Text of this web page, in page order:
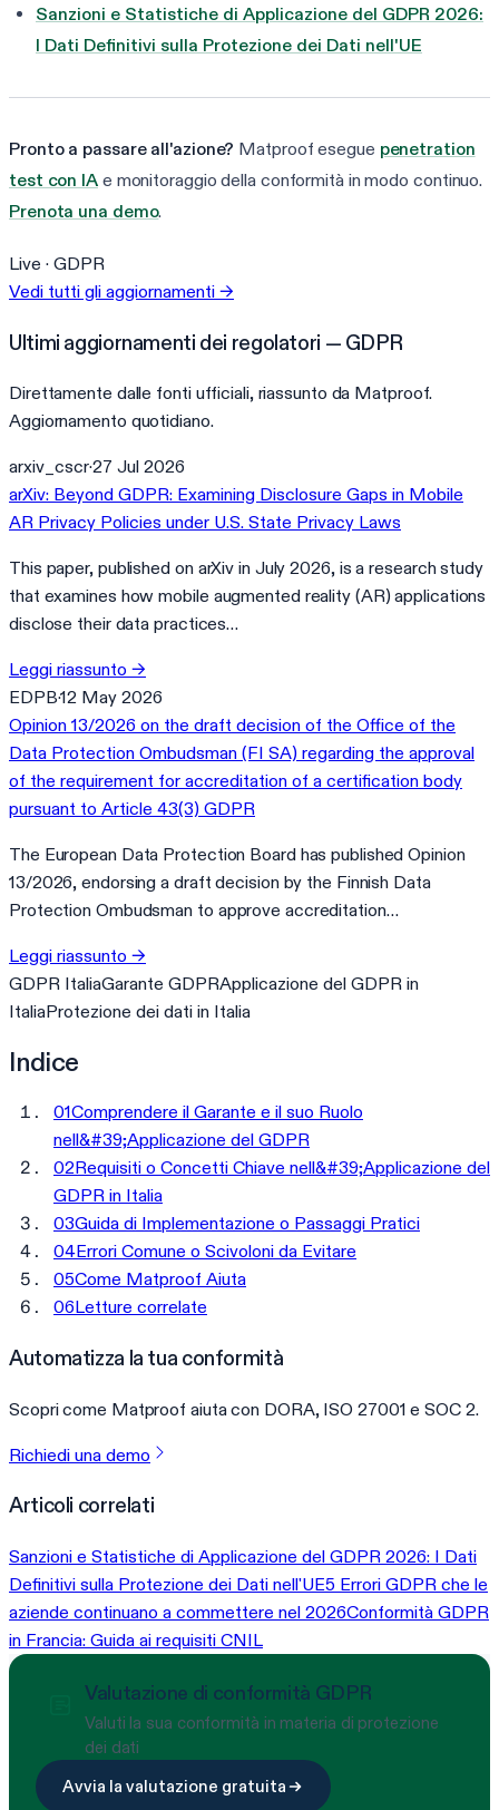
Sanzioni e Statistiche di Applicazione del GDPR 2026:
I Dati Definitivi sulla Protezione dei Dati nell'UE
Pronto a passare all'azione? Matproof esegue penetration
test con IAe monitoraggio della conformità in modo continuo.
Prenota una demo.
Live · GDPR
Vedi tutti gli aggiornamenti →
Ultimi aggiornamenti dei regolatori — GDPR
Direttamente dalle fonti ufficiali, riassunto da Matproof.
Aggiornamento quotidiano.
arxiv_cscr·27 Jul 2026
arXiv: Beyond GDPR: Examining Disclosure Gaps in Mobile
AR Privacy Policies under U.S. State Privacy Laws
This paper, published on arXiv in July 2026, is a research study
that examines how mobile augmented reality (AR) applications
disclose their data practices…
Leggi riassunto →
EDPB·12 May 2026
Opinion 13/2026 on the draft decision of the Office of the
Data Protection Ombudsman (FI SA) regarding the approval
of the requirement for accreditation of a certification body
pursuant to Article 43(3) GDPR
The European Data Protection Board has published Opinion
13/2026, endorsing a draft decision by the Finnish Data
Protection Ombudsman to approve accreditation…
Leggi riassunto →
GDPR ItaliaGarante GDPRApplicazione del GDPR in
ItaliaProtezione dei dati in Italia
Indice
01Comprendere il Garante e il suo Ruolo
nell&#39;Applicazione del GDPR
02Requisiti o Concetti Chiave nell&#39;Applicazione del
GDPR in Italia
03Guida di Implementazione o Passaggi Pratici
04Errori Comune o Scivoloni da Evitare
05Come Matproof Aiuta
06Letture correlate
Automatizza la tua conformità
Scopri come Matproof aiuta con DORA, ISO 27001 e SOC 2.
Richiedi una demo
Articoli correlati
Sanzioni e Statistiche di Applicazione del GDPR 2026: I Dati
Definitivi sulla Protezione dei Dati nell'UE5 Errori GDPR che le
aziende continuano a commettere nel 2026Conformità GDPR
in Francia: Guida ai requisiti CNIL
Valutazione di conformità GDPR
Valuti la sua conformità in materia di protezione
dei dati
Avvia la valutazione gratuita